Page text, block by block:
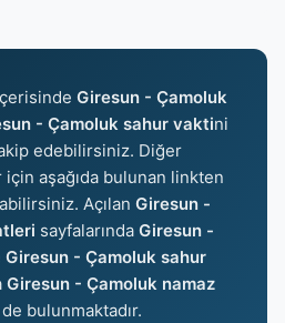
Giresun - Çamoluk
- Çamoluk sahur vaktini
edebilirsiniz. Diğer
aşağıda bulunan linkten
Açılan Giresun -
sayfalarında Giresun -
Giresun - Çamoluk sahur
Giresun - Çamoluk namaz
de bulunmaktadır.